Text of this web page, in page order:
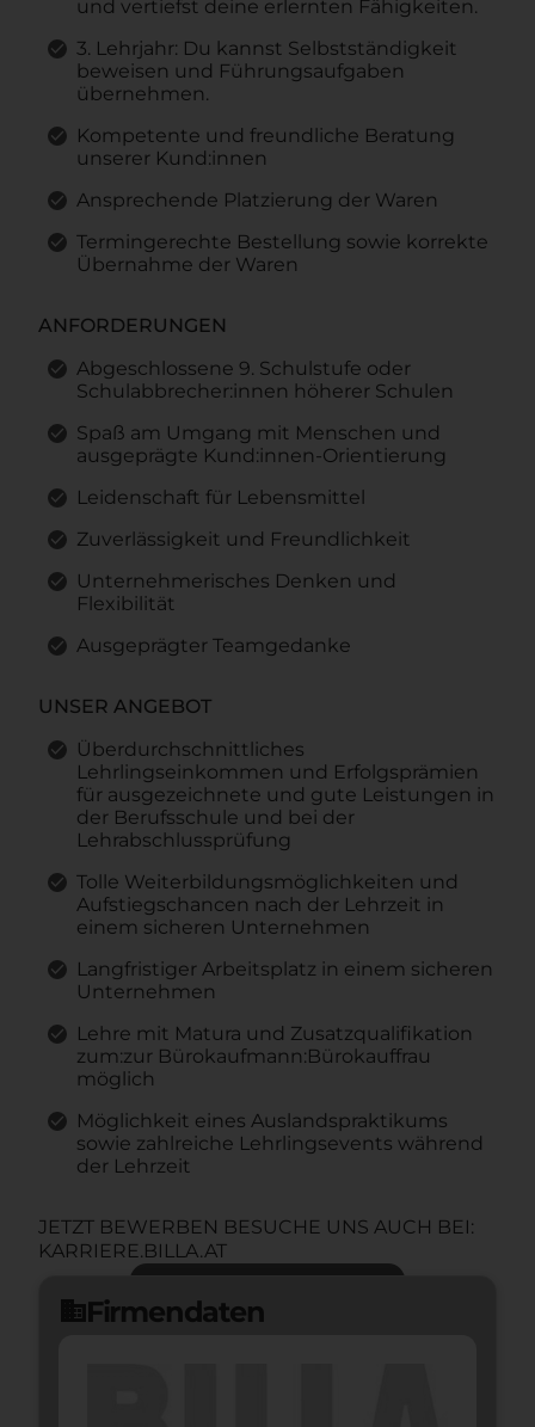
und vertiefst deine erlernten Fähigkeiten.
3. Lehrjahr: Du kannst Selbstständigkeit
beweisen und Führungsaufgaben
übernehmen.
Kompetente und freundliche Beratung
unserer Kund:innen
Ansprechende Platzierung der Waren
Termingerechte Bestellung sowie korrekte
Übernahme der Waren
ANFORDERUNGEN
Abgeschlossene 9. Schulstufe oder
Schulabbrecher:innen höherer Schulen
Spaß am Umgang mit Menschen und
ausgeprägte Kund:innen-Orientierung
Leidenschaft für Lebensmittel
Zuverlässigkeit und Freundlichkeit
Unternehmerisches Denken und
Flexibilität
Ausgeprägter Teamgedanke
UNSER ANGEBOT
Überdurchschnittliches
Lehrlingseinkommen und Erfolgsprämien
für ausgezeichnete und gute Leistungen in
der Berufsschule und bei der
Lehrabschlussprüfung
Tolle Weiterbildungsmöglichkeiten und
Aufstiegschancen nach der Lehrzeit in
einem sicheren Unternehmen
Langfristiger Arbeitsplatz in einem sicheren
Unternehmen
Lehre mit Matura und Zusatzqualifikation
zum:zur Bürokaufmann:Bürokauffrau
möglich
Möglichkeit eines Auslandspraktikums
sowie zahlreiche Lehrlingsevents während
der Lehrzeit
JETZT BEWERBEN BESUCHE UNS AUCH BEI:
KARRIERE.BILLA.AT
domainFirmendaten